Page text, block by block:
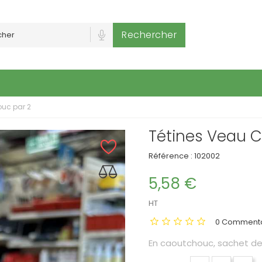
Rechercher
par 2
Tétines Veau
Référence : 102002
5,58 €
HT
0
En caoutchouc, sachet